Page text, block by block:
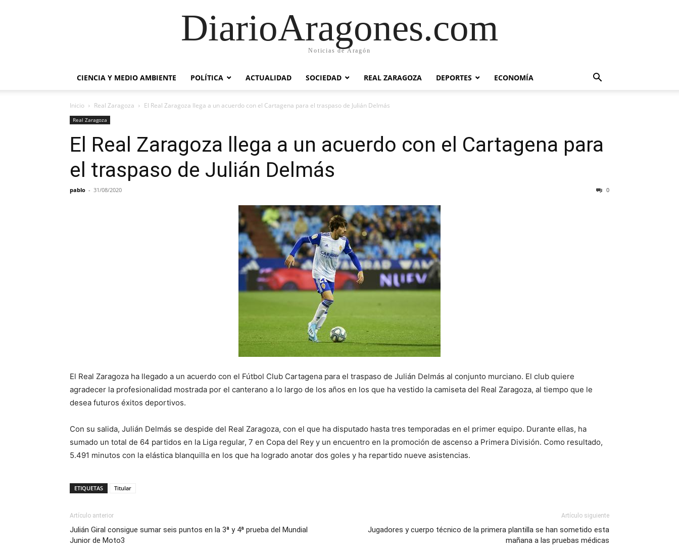
DiarioAragones.com
Noticias de Aragón
CIENCIA Y MEDIO AMBIENTE POLÍTICA ACTUALIDAD SOCIEDAD REAL ZARAGOZA DEPORTES ECONOMÍA
Inicio Real Zaragoza El Real Zaragoza llega a un acuerdo con el Cartagena para el traspaso de Julián Delmás
Real Zaragoza
El Real Zaragoza llega a un acuerdo con el Cartagena para
el traspaso de Julián Delmás
pablo - 31/08/2020 0
El Real Zaragoza ha llegado a un acuerdo con el Fútbol Club Cartagena para el traspaso de Julián Delmás al conjunto murciano. El club quiere
agradecer la profesionalidad mostrada por el canterano a lo largo de los años en los que ha vestido la camiseta del Real Zaragoza, al tiempo que le
desea futuros éxitos deportivos.
Con su salida, Julián Delmás se despide del Real Zaragoza, con el que ha disputado hasta tres temporadas en el primer equipo. Durante ellas, ha
sumado un total de 64 partidos en la Liga regular, 7 en Copa del Rey y un encuentro en la promoción de ascenso a Primera División. Como resultado,
5.491 minutos con la elástica blanquilla en los que ha logrado anotar dos goles y ha repartido nueve asistencias.
ETIQUETAS Titular
Artículo anterior
Julián Giral consigue sumar seis puntos en la 3ª y 4ª prueba del Mundial
Junior de Moto3
Artículo siguiente
Jugadores y cuerpo técnico de la primera plantilla se han sometido esta
mañana a las pruebas médicas